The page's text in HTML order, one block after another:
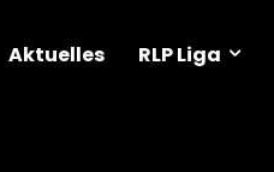
Aktuelles RLP Liga